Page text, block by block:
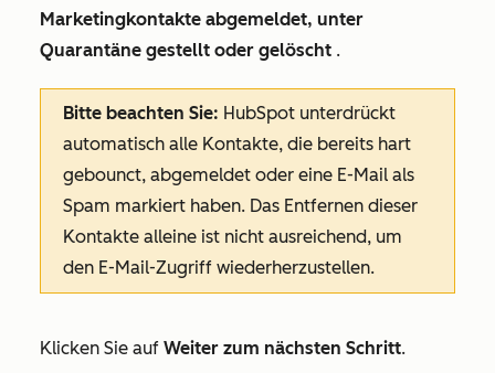
Marketingkontakte abgemeldet, unter
Quarantäne gestellt oder gelöscht .
Bitte beachten Sie: HubSpot unterdrückt
automatisch alle Kontakte, die bereits hart
gebounct, abgemeldet oder eine E-Mail als
Spam markiert haben. Das Entfernen dieser
Kontakte alleine ist nicht ausreichend, um
den E-Mail-Zugriff wiederherzustellen.
Klicken Sie auf Weiter zum nächsten Schritt.